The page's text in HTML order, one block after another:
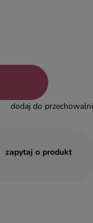
dodaj do przechowalni
zapytaj o produkt